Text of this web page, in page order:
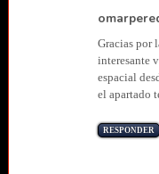
Gracias por
interesante
espacial
el apartado
RESPONDER